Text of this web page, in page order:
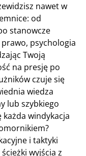
nawet w
od
stanowcze
psychologia
Twoją
na presję po
czuje się
wiedza
lub szybkiego
windykacja
i taktyki
wyjścia z